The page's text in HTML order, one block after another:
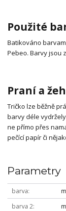
Použité
Batikováno
Pebeo. Barvy jsou
Praní a
Tričko lze běžně
barvy déle
ne přímo přes
pečící papír či
Parametry
barva
barva 2